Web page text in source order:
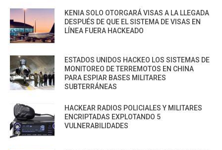
KENIA SOLO OTORGARÁ VISAS A LA LLEGADA
DESPUÉS DE QUE EL SISTEMA DE VISAS EN
LÍNEA FUERA HACKEADO
ESTADOS UNIDOS HACKEO LOS SISTEMAS DE
MONITOREO DE TERREMOTOS EN CHINA
PARA ESPIAR BASES MILITARES
SUBTERRÁNEAS
HACKEAR RADIOS POLICIALES Y MILITARES
ENCRIPTADAS EXPLOTANDO 5
VULNERABILIDADES